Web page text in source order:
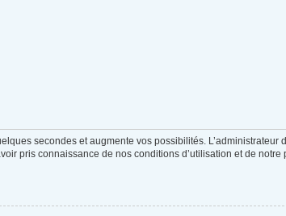
secondes et augmente vos possibilités.
pris connaissance de nos conditions d’utilisation et de